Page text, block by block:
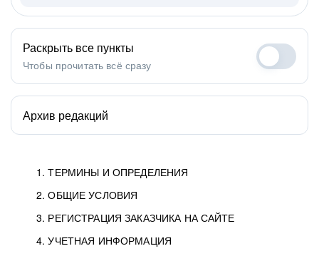
1. ТЕРМИНЫ И ОПРЕДЕЛЕНИЯ
2. ОБЩИЕ УСЛОВИЯ
3. РЕГИСТРАЦИЯ ЗАКАЗЧИКА НА САЙТЕ
4. УЧЕТНАЯ ИНФОРМАЦИЯ
Раскрыть все пункты
Чтобы прочитать всё сразу
Архив редакций